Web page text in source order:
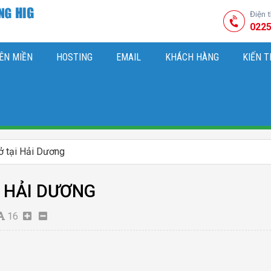
Điện
MIỀN HOSTING EMAIL KHÁCH HÀNG KIẾN
tại Hải Dương
DƯƠNG
16